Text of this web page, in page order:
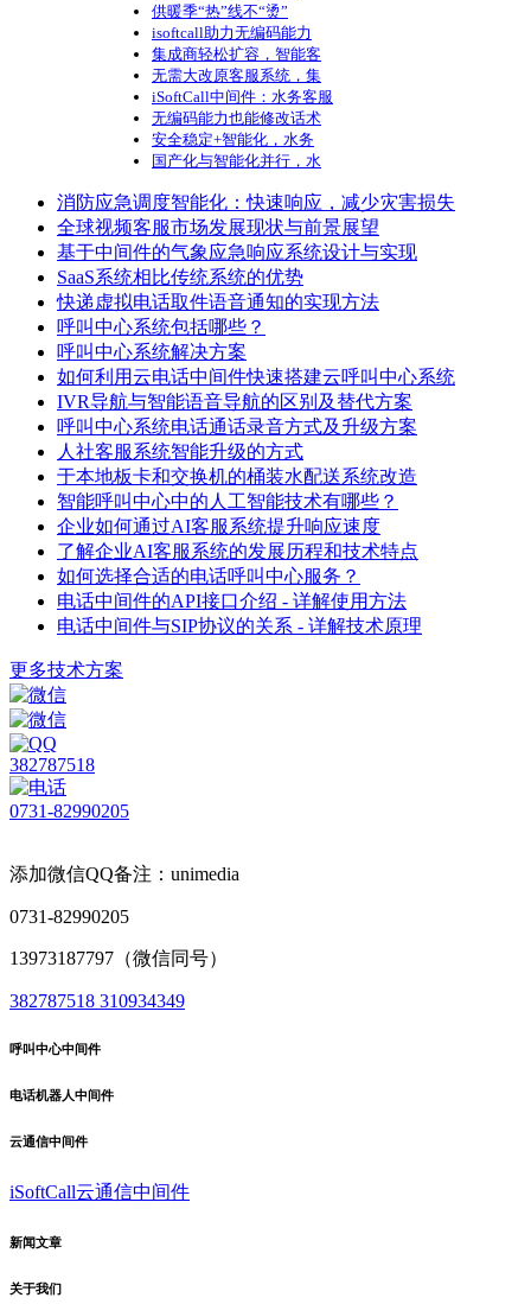
供暖季“热”线不“烫”
isoftcall助力无编码能力
集成商轻松扩容，智能客
无需大改原客服系统，集
iSoftCall中间件：水务客服
无编码能力也能修改话术
安全稳定+智能化，水务
国产化与智能化并行，水
消防应急调度智能化：快速响应，减少灾害损失
全球视频客服市场发展现状与前景展望
基于中间件的气象应急响应系统设计与实现
SaaS系统相比传统系统的优势
快递虚拟电话取件语音通知的实现方法
呼叫中心系统包括哪些？
呼叫中心系统解决方案
如何利用云电话中间件快速搭建云呼叫中心系统
IVR导航与智能语音导航的区别及替代方案
呼叫中心系统电话通话录音方式及升级方案
人社客服系统智能升级的方式
于本地板卡和交换机的桶装水配送系统改造
智能呼叫中心中的人工智能技术有哪些？
企业如何通过AI客服系统提升响应速度
了解企业AI客服系统的发展历程和技术特点
如何选择合适的电话呼叫中心服务？
电话中间件的API接口介绍 - 详解使用方法
电话中间件与SIP协议的关系 - 详解技术原理
更多技术方案
382787518
0731-82990205
添加微信QQ备注：unimedia
0731-82990205
13973187797（微信同号）
382787518 310934349
呼叫中心中间件
电话机器人中间件
云通信中间件
iSoftCall云通信中间件
新闻文章
关于我们